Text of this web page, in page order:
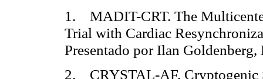
1. MADIT-CRT. The
Trial with Cardiac
Presentado por Ilan
2. CRYSTAL-AF. Cryptogenic